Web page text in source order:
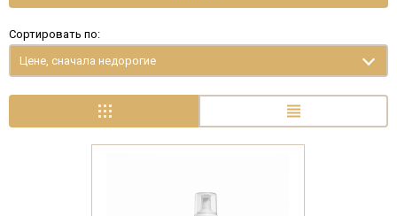
Сортировать по:
Цене, сначала недорогие